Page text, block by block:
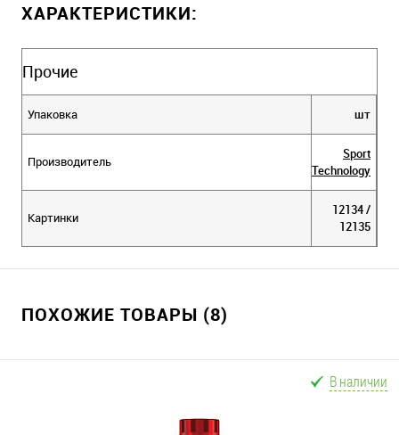
ХАРАКТЕРИСТИКИ:
Прочие
Упаковка шт
Производитель
Sport
Technology
Картинки
12134 /
12135
ПОХОЖИЕ ТОВАРЫ (8)
В наличии